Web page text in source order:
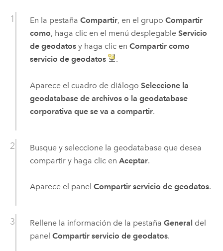
En la pestaña Compartir, en el grupo Compartir
como, haga clic en el menú desplegable Servicio
de geodatosy haga clic en Compartir como
servicio de geodatos
.
Aparece el cuadro de diálogo Seleccione la
geodatabase de archivos o la geodatabase
corporativa que se va a compartir.
Busque y seleccione la geodatabase que desea
compartir y haga clic en Aceptar.
Aparece el panel Compartir servicio de geodatos.
Rellene la información de la pestaña General del
panel Compartir servicio de geodatos.